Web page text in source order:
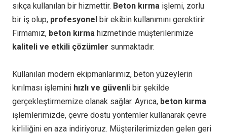
sıkça kullanılan bir hizmettir. Beton kırma işlemi, zorlu
bir iş olup, profesyonel bir ekibin kullanımını gerektirir.
Firmamız, beton kırma hizmetinde müşterilerimize
kaliteli ve etkili çözümler sunmaktadır.
Kullanılan modern ekipmanlarımız, beton yüzeylerin
kırılması işlemini hızlı ve güvenli bir şekilde
gerçekleştirmemize olanak sağlar. Ayrıca, beton kırma
işlemlerimizde, çevre dostu yöntemler kullanarak çevre
kirliliğini en aza indiriyoruz. Müşterilerimizden gelen geri